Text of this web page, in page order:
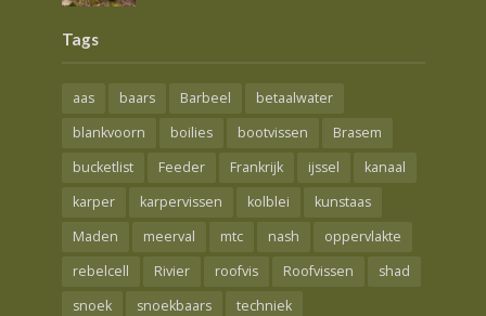
Tags
aas baars Barbeel
betaalwater
blankvoorn
boilies bootvissen
Brasem
bucketlist
Feeder Frankrijk ijssel
kanaal
karper
karpervissen kolblei
kunstaas
Maden
meerval mtc nash
oppervlakte
rebelcell
Rivier roofvis Roofvissen
shad
snoek
snoekbaars techniek